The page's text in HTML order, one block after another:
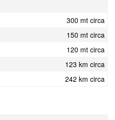
300 mt circa
150 mt circa
120 mt circa
123 km circa
242 km circa